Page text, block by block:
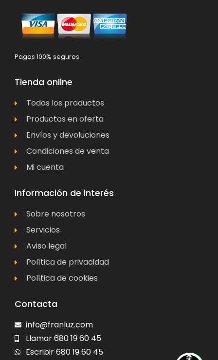
Pagos 100% seguros
Tienda online
Todos los productos
Productos en oferta
Envíos y devoluciones
Condiciones de venta
Mi cuenta
Información de interés
Sobre nosotros
Servicios
Aviso legal
Política de privacidad
Política de cookies
Contacta
info@franluz.com
Llamar 680 19 60 45
Escribir 680 19 60 45